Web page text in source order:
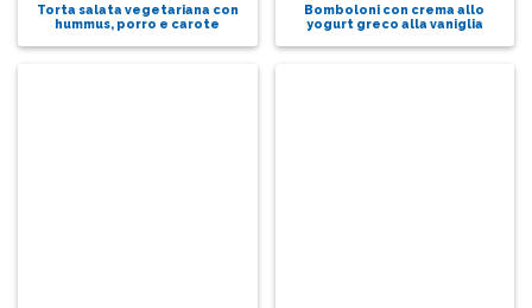
Torta salata vegetariana con
hummus, porro e carote
Bomboloni con crema allo
yogurt greco alla vaniglia